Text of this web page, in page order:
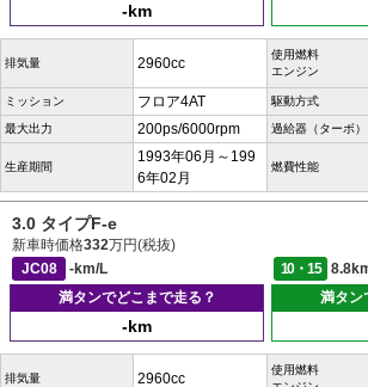
-km
排気量 2960cc
使用燃料
エンジン
ミッション フロア4AT 駆動方式
最大出力 200ps/6000rpm 過給器（ターボ）
生産期間
1993年06月～199
6年02月
燃費性能
3.0 タイプF-e
新車時価格332万円(税抜)
JC08
-km/L 10・15
満タンでどこまで走る？
-km
満タン
排気量 2960cc
使用燃料